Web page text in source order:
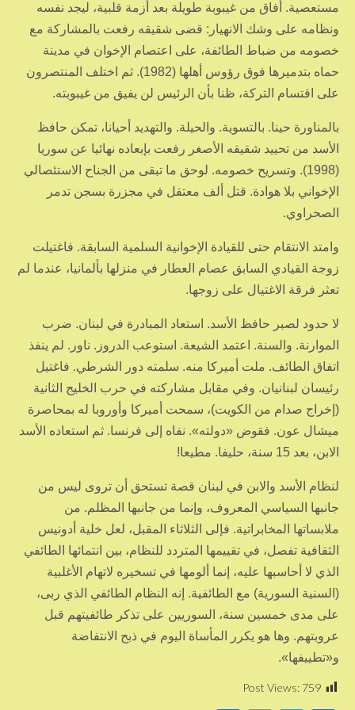
مستعصية. أفاق من غيبوبة طويلة بعد أزمة قلبية، ليجد نفسه
ونظامه على وشك الانهيار: قضى شقيقه رفعت بالمشاركة مع
خصومه من ضباط الطائفة، على اعتصام الإخوان في مدينة
حماه بتدميرها فوق رؤوس أهلها (1982). ثم اختلف المنتصرون
على اقتسام التركة، ظنا بأن الرئيس لن يفيق من غيبوبته.
بالمناورة حينا. بالتسوية. والحيلة. والتهديد أحيانا، تمكن حافظ
الأسد من تحييد شقيقه الأصغر رفعت بإبعاده نهائيا عن سوريا
(1998). وتسريح خصومه. لوحق ما تبقى من الجناح الاستئصالي
الإخواني بلا هوادة. قتل ألف معتقل في مجزرة بسجن تدمر
الصحراوي.
وامتد الانتقام حتى للقيادة الإخوانية السلمية السابقة. فاغتيلت
زوجة القيادي السابق عصام العطار في منزلها بألمانيا، عندما لم
تعثر فرقة الاغتيال على زوجها.
لا حدود لصبر حافظ الأسد. استعاد المبادرة في لبنان. ضرب
الموارنة. والسنة. اعتمد الشيعة. استوعب الدروز. ناور. لم ينفذ
اتفاق الطائف. ملت أميركا منه. سلمته دور الشرطي. فاغتيل
رئيسان لبنانيان. وفي مقابل مشاركته في حرب الخليج الثانية
(إخراج صدام من الكويت)، سمحت أميركا وأوروبا له بمحاصرة
ميشال عون. فقوض «دولته». نفاه إلى فرنسا. ثم استعاده الأسد
الابن، بعد 15 سنة، حليفا. مطيعا!
لنظام الأسد والابن في لبنان قصة تستحق أن تروى ليس من
جانبها السياسي المعروف، وإنما من جانبها المظلم. من
ملابساتها المخابراتية. فإلى الثلاثاء المقبل، لعل خلية أدونيس
الثقافية تفصل، في تقييمها المتردد للنظام، بين انتمائها الطائفي
الذي لا أحاسبها عليه، إنما ألومها في تسخيره لاتهام الأغلبية
(السنية السورية) مع الطائفية. إنه النظام الطائفي الذي ربى،
على مدى خمسين سنة، السوريين على تذكر طائفيتهم قبل
عروبتهم. وها هو يكرر المأساة اليوم في ذبح الانتفاضة
و«تطييفها».
Post Views: 759